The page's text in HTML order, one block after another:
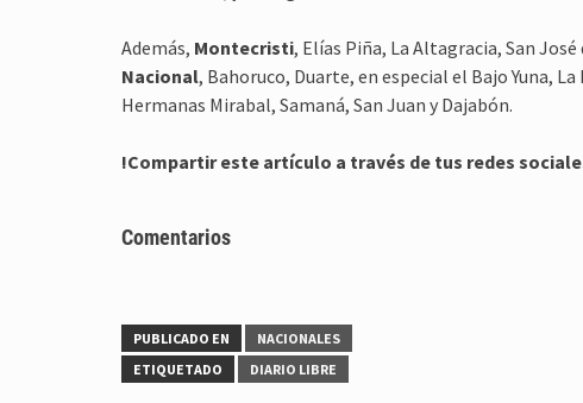
Además, Montecristi, Elías Piña, La Altagracia, San
Nacional, Bahoruco, Duarte, en especial el Bajo Yuna, La
Hermanas Mirabal, Samaná, San Juan y Dajabón.
!Compartir este artículo a través de tus redes
Comentarios
PUBLICADO EN
NACIONALES
ETIQUETADO
DIARIO LIBRE